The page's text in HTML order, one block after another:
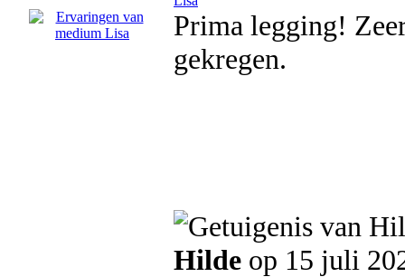
Prima legging!
gekregen.
Hilde op 15 juli